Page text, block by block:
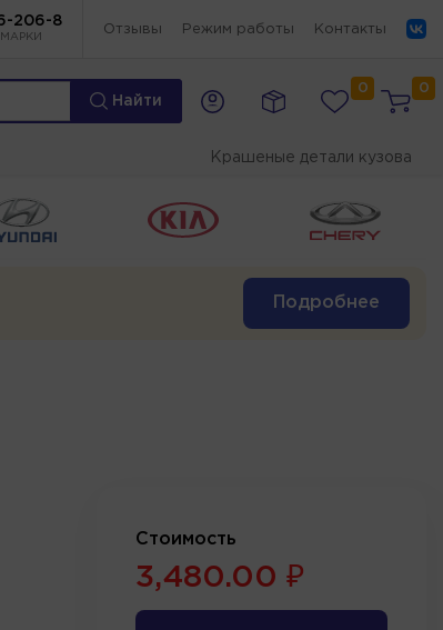
206-8
Отзывы Режим работы Контакты
Найти
0 0
Крашеные детали кузова
Подробнее
Стоимость
3,480.00 ₽